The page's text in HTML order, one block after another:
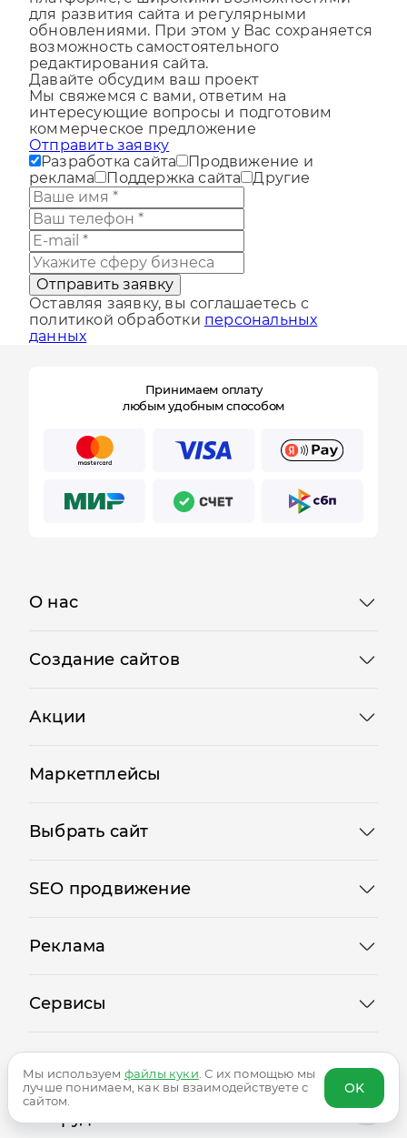
платформе, с широкими возможностями
для развития сайта и регулярными
обновлениями. При этом у Вас сохраняется
возможность самостоятельного
редактирования сайта.
Давайте обсудим ваш проект
Мы свяжемся с вами, ответим на
интересующие вопросы и подготовим
коммерческое предложение
Отправить заявку
Разработка сайта
Продвижение и
реклама
Поддержка сайта
Отправить заявку
Оставляя заявку, вы соглашаетесь с
политикой обработки
Принимаем оплату
Логотипы
Мы используем файлы куки . С их помощью мы
лучше понимаем, как вы взаимодействуете с
сайтом.
OK